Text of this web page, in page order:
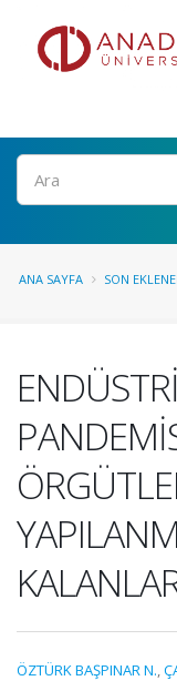
Ara
ANA SAYFA SON
ÖZTÜRK BAŞPINAR N.,